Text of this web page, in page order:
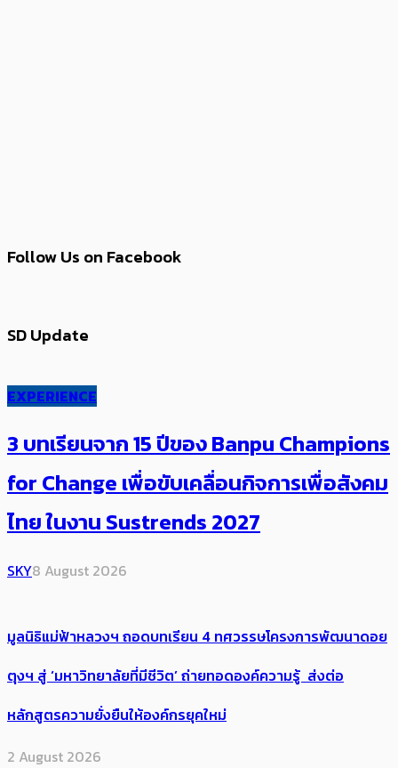
Follow Us on Facebook
SD Update
EXPERIENCE
3 บทเรียนจาก 15 ปีของ Banpu Champions
for Change เพื่อขับเคลื่อนกิจการเพื่อสังคม
ไทย ในงาน Sustrends 2027
SKY8 August 2026
มูลนิธิแม่ฟ้าหลวงฯ ถอดบทเรียน 4 ทศวรรษโครงการพัฒนาดอย
ตุงฯ สู่ ‘มหาวิทยาลัยที่มีชีวิต’ ถ่ายทอดองค์ความรู้ ส่งต่อ
หลักสูตรความยั่งยืนให้องค์กรยุคใหม่
2 August 2026